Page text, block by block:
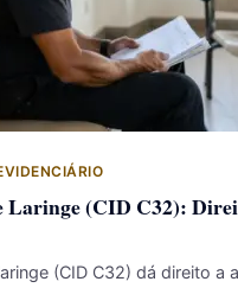
Laringe (CID C32):
(CID C32) dá direito a